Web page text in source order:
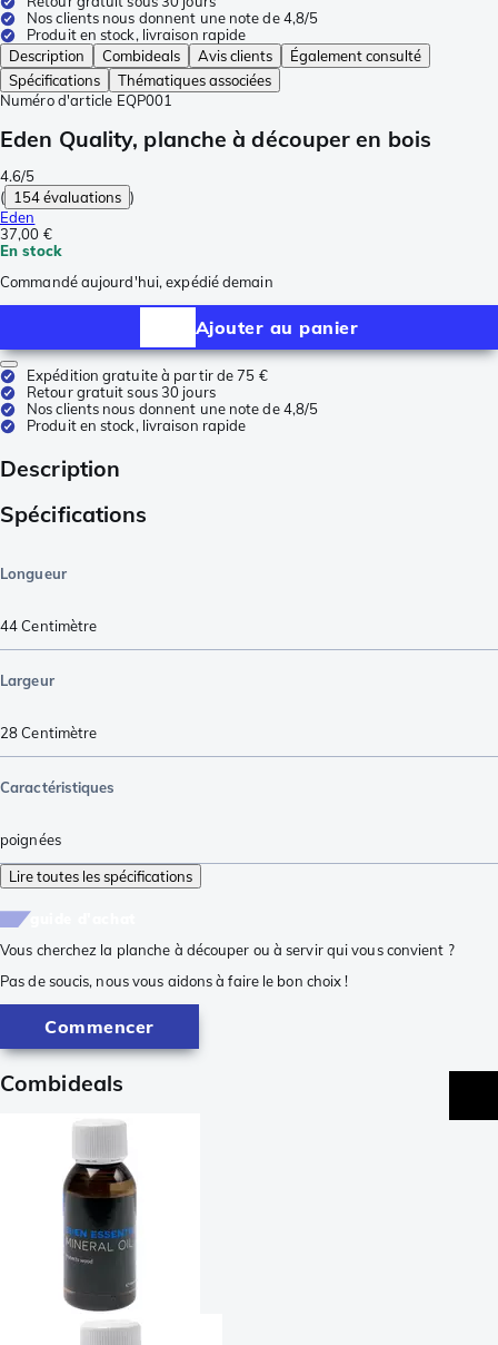
Nos clients nous donnent une note de 4,8/5
Produit en stock, livraison rapide
Description
Combideals Avis clients
Également consulté
Spécifications
Thématiques associées
Numéro d'article EQP001
Eden Quality, planche à découper en bois
4.6/5
( 154 évaluations )
Eden
37,00 €
En stock
Commandé aujourd'hui, expédié demain
Ajouter au panier
Expédition gratuite à partir de 75 €
Retour gratuit sous 30 jours
Nos clients nous donnent une note de 4,8/5
Produit en stock, livraison rapide
Description
Spécifications
Longueur
44Centimètre
Largeur
28Centimètre
Caractéristiques
poignées
Lire toutes les spécifications
Vous cherchez la planche à découper ou à servir qui vous convient ?
Pas de soucis, nous vous aidons à faire le bon choix !
Commencer
Combideals